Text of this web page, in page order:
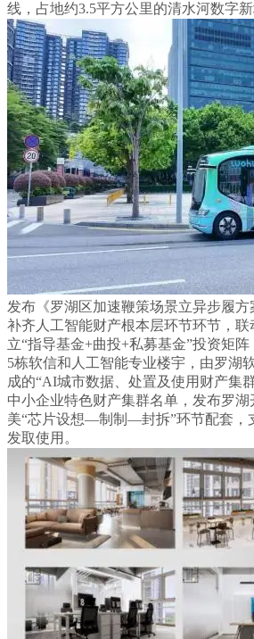
线，占地约3.5平方公里的清水河数字
发布《罗湖区加速鞭策场景立异步履方
补齐人工智能财产根本层环节环节，联
立“指导基金+曲投+私募基金”投资矩
5栋软信和人工智能专业楼宇，由罗湖
成的“AI城市数据、处置及使用财产集
中小企业特色财产集群名单，发布罗
美“芯片设想—制制—封拆”环节配套，
发取使用。